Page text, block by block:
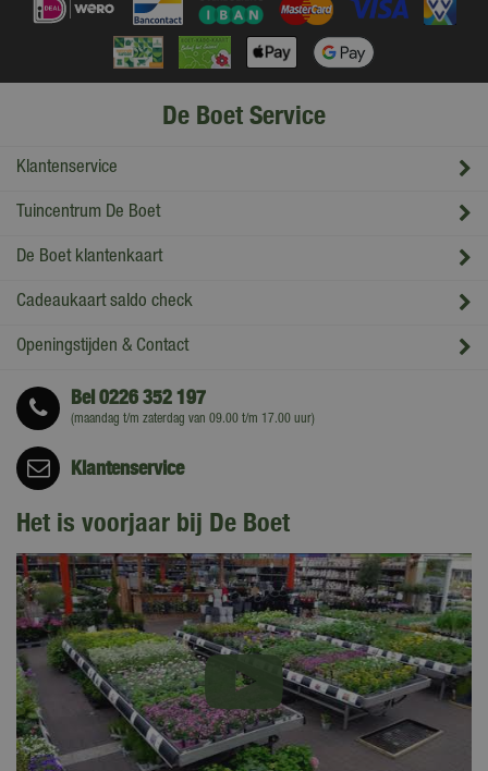
De Boet Service
Klantenservice
Tuincentrum De Boet
De Boet klantenkaart
Cadeaukaart saldo check
Openingstijden & Contact
Bel0226 352 197
(maandag t/m zaterdag van 09.00 t/m 17.00 uur)
Klantenservice
Het is voorjaar bij De Boet